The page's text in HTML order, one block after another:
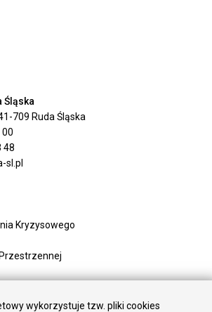
Śląska
709 Ruda Śląska
00
48
sl.pl
Kryzysowego
wykorzystuje tzw. pliki cookies